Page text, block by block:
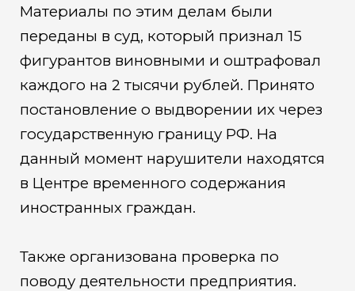
Материалы по этим делам были
переданы в суд, который признал 15
фигурантов виновными и оштрафовал
каждого на 2 тысячи рублей. Принято
постановление о выдворении их через
государственную границу РФ. На
данный момент нарушители находятся
в Центре временного содержания
иностранных граждан.
Также организована проверка по
поводу деятельности предприятия.